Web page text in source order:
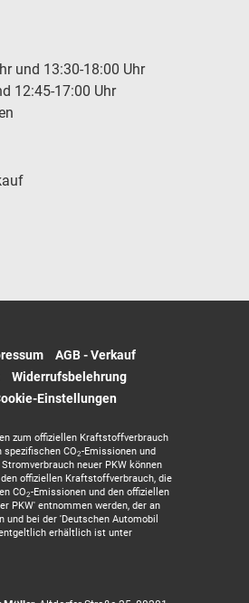
und 13:30-18:00 Uhr
12:45-17:00 Uhr
AGB - Verkauf
Widerrufsbelehrung
Einstellungen
zum offiziellen Kraftstoffverbrauch
spezifischen CO2-Emissionen und
neuer PKW können
offiziellen Kraftstoffverbrauch, die
CO2-Emissionen und den offiziellen
PKW' entnommen werden, der an
und bei der 'Deutschen Automobil
erhältlich ist unter